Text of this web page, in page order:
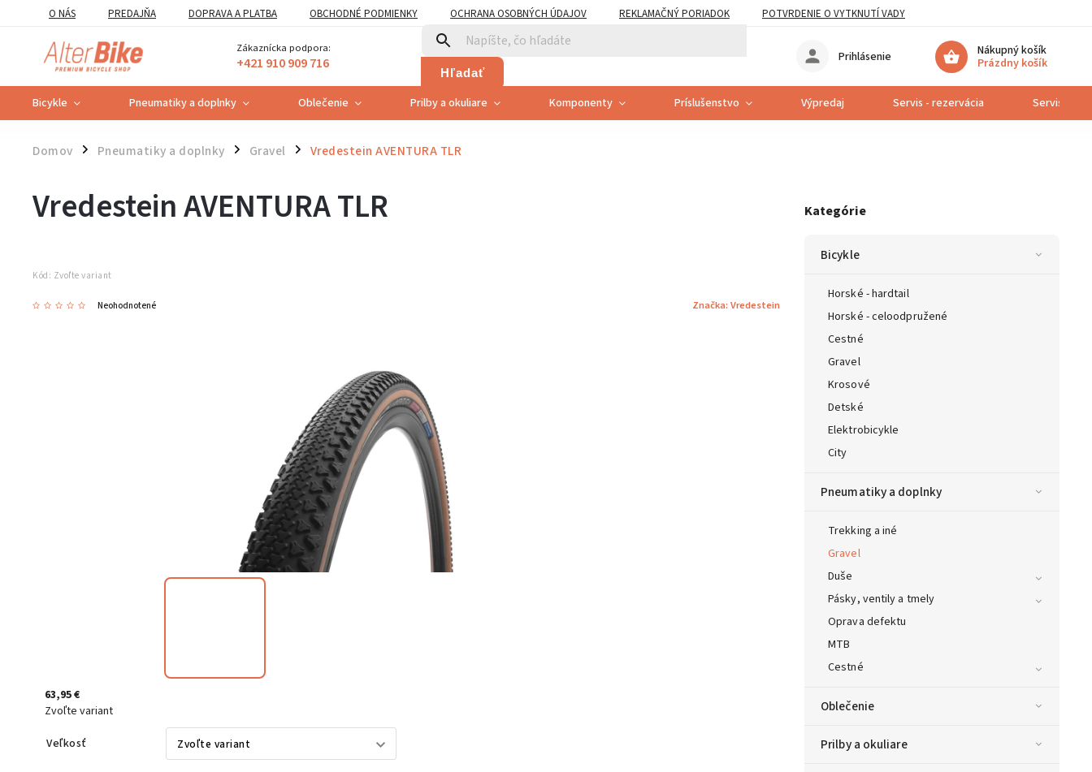
O NÁS PREDAJŇA DOPRAVA A PLATBA OBCHODNÉ PODMIENKY OCHRANA OSOBNÝCH ÚDAJOV REKLAMAČNÝ PORIADOK
POTVRDENIE O VYTKNUTÍ VADY
POUČENIE O UPLATNENÍ PRÁVA SPOTREBITEĽA NA ODSTÚPENIE
Zákaznícka podpora:
+421 910 909 716 Hľadať
Nákupný košík
Prázdny košík
Prihlásenie
Bicykle Pneumatiky a doplnky Oblečenie Prilby a okuliare Komponenty Príslušenstvo Výpredaj Servis - rezervácia Servis
Domov / Pneumatiky a doplnky / Gravel / Vredestein AVENTURA TLR
Kategórie
Bicykle
Horské - hardtail
Horské - celoodpružené
Cestné
Gravel
Krosové
Detské
Elektrobicykle
City
Pneumatiky a doplnky
Trekking a iné
Gravel
Duše
Pásky, ventily a tmely
Oprava defektu
MTB
Cestné
Oblečenie
Prilby a okuliare
Vredestein AVENTURA TLR
Kód: Zvoľte variant
Neohodnotené Značka: Vredestein
63,95 €
Zvoľte variant
Veľkosť